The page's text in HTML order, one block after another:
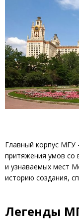
Главный корпус МГУ
притяжения умов со
и узнаваемых мест
историю создания,
Легенды